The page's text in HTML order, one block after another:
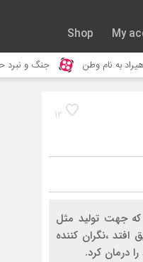
My
Shop
جنگ و نبرد حیوانات وحشی –
12
که جهت تولید مثل
،نگران کننده
درمان کرد.